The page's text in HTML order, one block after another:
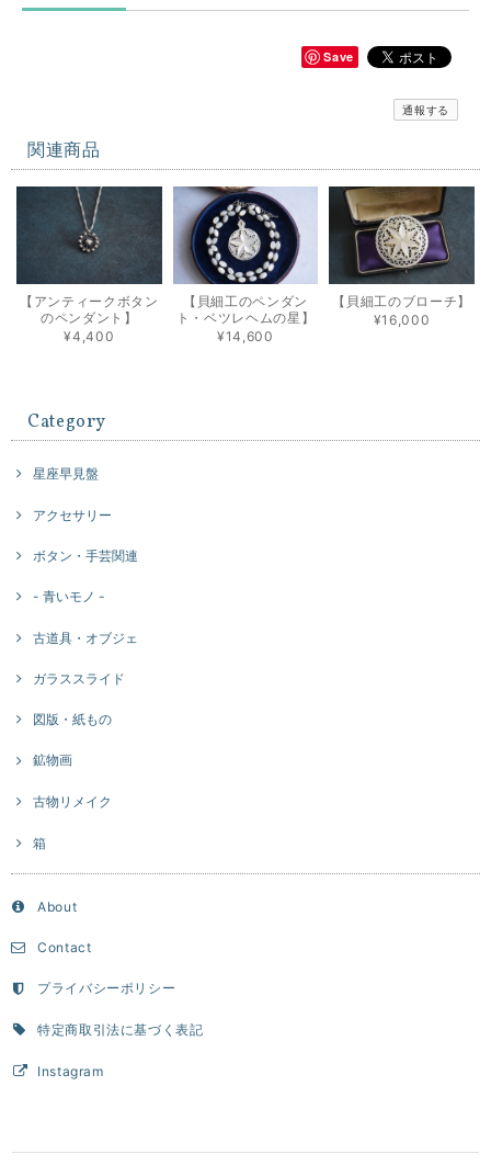
Save
通報する
関連商品
【アンティークボタン
のペンダント】
¥4,400
【貝細工のペンダン
ト・ベツレヘムの星】
¥14,600
【貝細工のブローチ】
¥16,000
Category
星座早見盤
アクセサリー
ボタン・手芸関連
- 青いモノ -
古道具・オブジェ
ガラススライド
図版・紙もの
鉱物画
古物リメイク
箱
About
Contact
プライバシーポリシー
特定商取引法に基づく表記
Instagram